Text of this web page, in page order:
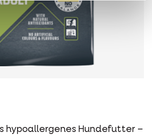
hypoallergenes Hundefutter –